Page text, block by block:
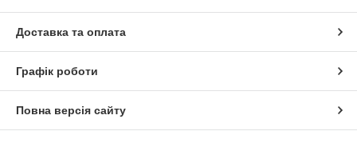
Доставка та оплата
Графік роботи
Повна версія сайту